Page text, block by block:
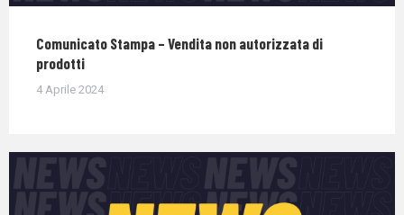
Comunicato Stampa – Vendita non autorizzata di
prodotti
4 Aprile 2024